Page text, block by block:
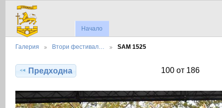
Начало
Галерия Втори фестивал… SAM 1525
Предходна 100 от 186